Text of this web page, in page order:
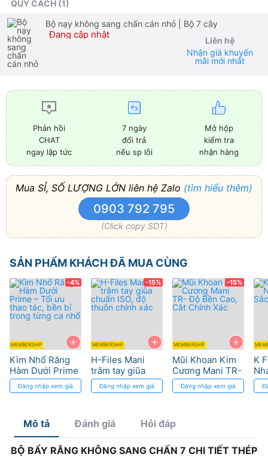
QUY CÁCH (1)
Bộ nạy không sang chấn cán nhỏ
| Bộ 7 cây
Đang cập nhật
Liên hệ
Nhận giá khuyến
mãi mới nhất
Phản hồi
CHAT
ngay lập tức
7 ngày
đổi trả
nếu sp lỗi
Mở hộp
kiểm tra
nhận hàng
Mua SỈ, SỐ LƯỢNG LỚN liên hệ Zalo (tìm hiểu thêm)
0903 792 795
(Click copy SDT)
SẢN PHẨM KHÁCH ĐÃ MUA CÙNG
+
-4%
MEMBERSHIP
Kìm Nhổ Răng
Hàm Dưới Prime
– Tối ưu thao tác,
bền bỉ trong
Đăng nhập xem giá
+
-15%
MEMBERSHIP
H-Files Mani
trâm tay giũa
chuẩn ISO, độ
thuôn chính xác
Đăng nhập xem giá
+
-15%
MEMBERSHIP
Mũi Khoan Kim
Cương Mani TR-
Độ Bền Cao, Cắt
Chính Xác
Đăng nhập xem giá
K
Mô tả Đánh giá Hỏi đáp
BỘ BẨY RĂNG KHÔNG SANG CHẤN 7 CHI TIẾT THÉP